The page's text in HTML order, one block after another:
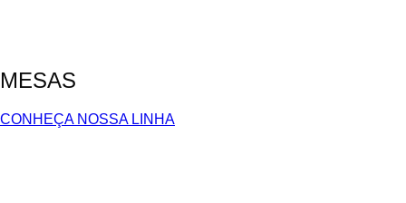
MESAS
CONHEÇA NOSSA LINHA